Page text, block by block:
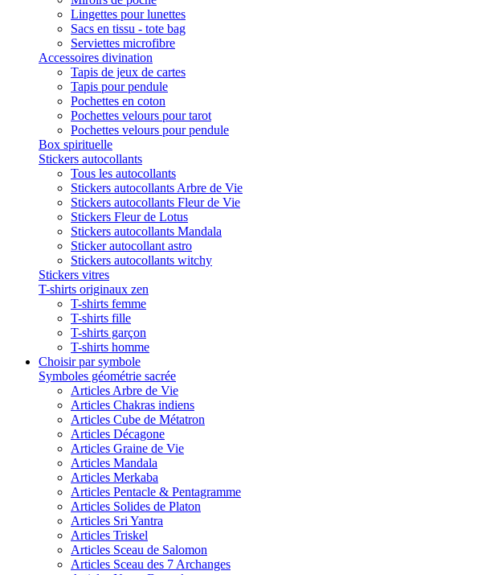
Lingettes pour lunettes
Sacs en tissu - tote bag
Serviettes microfibre
Accessoires divination
Tapis de jeux de cartes
Tapis pour pendule
Pochettes en coton
Pochettes velours pour tarot
Pochettes velours pour pendule
Box spirituelle
Stickers autocollants
Tous les autocollants
Stickers autocollants Arbre de Vie
Stickers autocollants Fleur de Vie
Stickers Fleur de Lotus
Stickers autocollants Mandala
Sticker autocollant astro
Stickers autocollants witchy
Stickers vitres
T-shirts originaux zen
T-shirts femme
T-shirts fille
T-shirts garçon
T-shirts homme
Choisir par symbole
Symboles géométrie sacrée
Articles Arbre de Vie
Articles Chakras indiens
Articles Cube de Métatron
Articles Décagone
Articles Graine de Vie
Articles Mandala
Articles Merkaba
Articles Pentacle & Pentagramme
Articles Solides de Platon
Articles Sri Yantra
Articles Triskel
Articles Sceau de Salomon
Articles Sceau des 7 Archanges